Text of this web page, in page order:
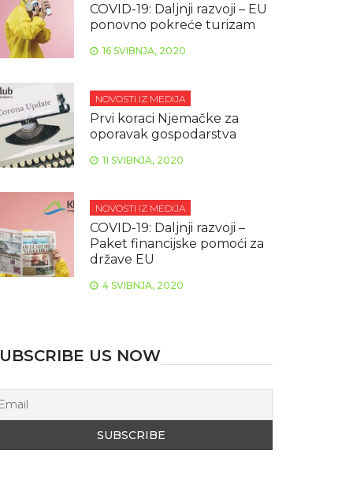
COVID-19: Daljnji razvoji – EU
ponovno pokreće turizam
16 SVIBNJA, 2020
NOVOSTI IZ MEDIJA
Prvi koraci Njemačke za
oporavak gospodarstva
11 SVIBNJA, 2020
NOVOSTI IZ MEDIJA
COVID-19: Daljnji razvoji –
Paket financijske pomoći za
države EU
4 SVIBNJA, 2020
US NOW